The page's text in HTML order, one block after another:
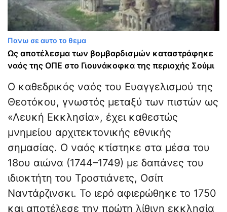
Πανω σε αυτο το θεμα
Ως αποτέλεσμα των βομβαρδισμών καταστράφηκε
ναός της ΟΠΕ στο Γιουνάκοφκα της περιοχής Σούμι
Ο καθεδρικός ναός του Ευαγγελισμού της
Θεοτόκου, γνωστός μεταξύ των πιστών ως
«Λευκή Εκκλησία», έχει καθεστώς
μνημείου αρχιτεκτονικής εθνικής
σημασίας. Ο ναός κτίστηκε στα μέσα του
18ου αιώνα (1744–1749) με δαπάνες του
ιδιοκτήτη του Τροστιάνετς, Οσίπ
Ναντάρζινσκι. Το ιερό αφιερώθηκε το 1750
και αποτέλεσε την πρώτη λίθινη εκκλησία